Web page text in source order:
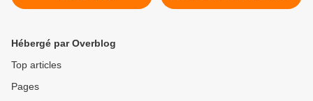
TRANSFORMEE EN DEUIL
Hébergé par Overblog
Top articles
Pages